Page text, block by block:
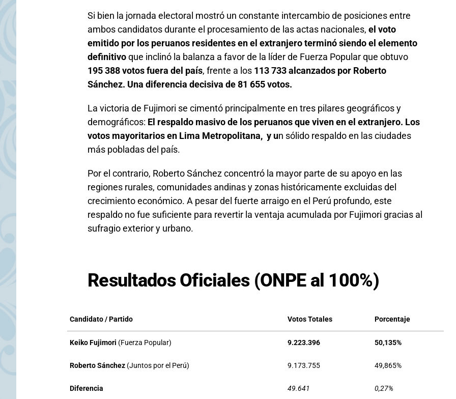
Si bien la jornada electoral mostró un constante intercambio de posiciones entre
ambos candidatos durante el procesamiento de las actas nacionales, el voto
emitido por los peruanos residentes en el extranjero terminó siendo el elemento
definitivoque inclinó la balanza a favor de la líder de Fuerza Popular que obtuvo
195 388 votos fuera del país, frente a los 113 733 alcanzados por Roberto
Sánchez. Una diferencia decisiva de 81 655 votos.
La victoria de Fujimori se cimentó principalmente en tres pilares geográficos y
demográficos: El respaldo masivo de los peruanos que viven en el extranjero. Los
votos mayoritarios en Lima Metropolitana, y un sólido respaldo en las ciudades
más pobladas del país.
Por el contrario, Roberto Sánchez concentró la mayor parte de su apoyo en las
regiones rurales, comunidades andinas y zonas históricamente excluidas del
crecimiento económico. A pesar del fuerte arraigo en el Perú profundo, este
respaldo no fue suficiente para revertir la ventaja acumulada por Fujimori gracias al
sufragio exterior y urbano.
Resultados Oficiales (ONPE al 100%)
Candidato / Partido Votos Totales Porcentaje
Keiko Fujimori (Fuerza Popular) 9.223.396 50,135%
Roberto Sánchez (Juntos por el Perú) 9.173.755 49,865%
Diferencia 49.641 0,27%